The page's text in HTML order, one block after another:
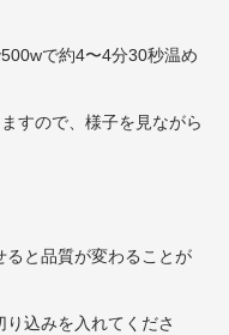
で約4〜4分30秒温め
すので、様子を見ながら
と品質が変わることが
込みを入れてくださ